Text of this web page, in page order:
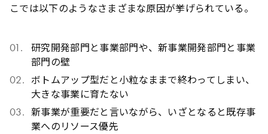
こでは以下のようなさまざまな原因が挙げられている。
研究開発部門と事業部門や、新事業開発部門と事業
部門の壁
ボトムアップ型だと小粒なままで終わってしまい、
大きな事業に育たない
新事業が重要だと言いながら、いざとなると既存事
業へのリソース優先